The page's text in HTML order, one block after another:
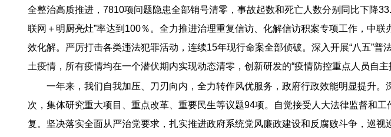
全整治高质推进，7810项问题隐患全部销号清零，事故起数和死亡人数分别同比下降
联网＋明厨亮灶”率达到100％。全力推进治理重复信访、化解信访积案专项工作，中
效化解。严厉打击各类违法犯罪活动，连续15年现行命案全部侦破。深入开展“八五”
土疫情，所有疫情均在一个潜伏期内实现动态清零，创新研发的“疫情防控重点人员自
一年来，我们自我加压、刀刃向内，全力转作风优服务，政府行政效能明显提升
次，集体研究重大项目、重点改革、重要民生等议题94项。自觉接受人大法律监督和
复。坚决落实全面从严治党要求，扎实推进政府系统党风廉政建设和反腐败斗争，巡